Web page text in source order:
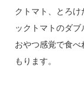
運営につ
クトマト、とろけ
ックトマトのダブ
おやつ感覚で食べ
もります。